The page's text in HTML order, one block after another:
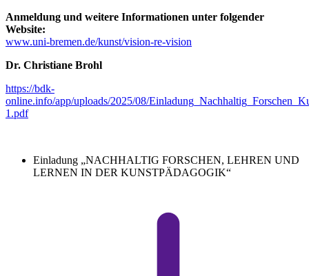
Anmeldung und weitere Informationen unter folgender
Website:
www.uni-bremen.de/kunst/vision-re-vision
Dr. Christiane Brohl
https://bdk-
online.info/app/uploads/2025/08/
1.pdf
Einladung „NACHHALTIG FORSCHEN, LEHREN UND
LERNEN IN DER KUNSTPÄDAGOGIK“